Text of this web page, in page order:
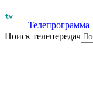
Телепрограмма
Поиск телепередач